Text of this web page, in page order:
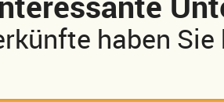
haben